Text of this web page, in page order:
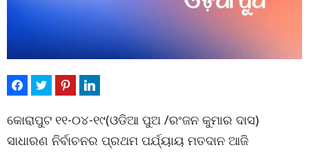
କୋରାପୁଟ ୧୧-୦୪-୧୯(ଓଡିଆ ପୁଅ /ରଂଜନ କୁମାର ଦାସ)
ସାଧାରଣ ନିର୍ବାଚନର ପ୍ରଥମ ପର୍ଯ୍ୟାୟ ମତଦାନ ଆଜି